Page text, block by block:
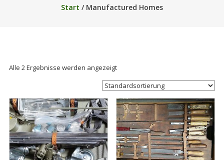
Start / Manufactured Homes
Alle 2 Ergebnisse werden angezeigt